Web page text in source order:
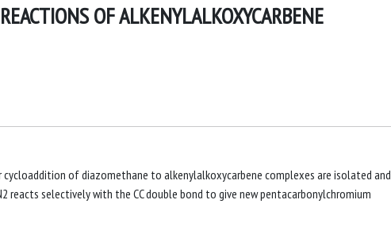
OF ALKENYLALKOXYCARBENE
of diazomethane to alkenylalkoxycarbene complexes are isolated and
reacts selectively with the CC double bond to give new pentacarbonylchromium